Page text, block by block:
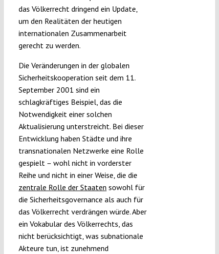
das Völkerrecht dringend ein Update,
um den Realitäten der heutigen
internationalen Zusammenarbeit
gerecht zu werden.
Die Veränderungen in der globalen
Sicherheitskooperation seit dem 11.
September 2001 sind ein
schlagkräftiges Beispiel, das die
Notwendigkeit einer solchen
Aktualisierung unterstreicht. Bei dieser
Entwicklung haben Städte und ihre
transnationalen Netzwerke eine Rolle
gespielt – wohl nicht in vorderster
Reihe und nicht in einer Weise, die die
zentrale Rolle der Staaten sowohl für
die Sicherheitsgovernance als auch für
das Völkerrecht verdrängen würde. Aber
ein Vokabular des Völkerrechts, das
nicht berücksichtigt, was subnationale
Akteure tun, ist zunehmend